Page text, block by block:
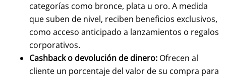
categorías como bronce, plata u oro. A medida
que suben de nivel, reciben beneficios exclusivos,
como acceso anticipado a lanzamientos o regalos
corporativos.
Cashback o devolución de dinero: Ofrecen al
cliente un porcentaje del valor de su compra para